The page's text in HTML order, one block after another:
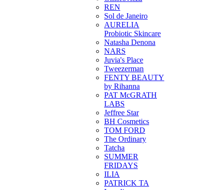
REN
Sol de Janeiro
AURELIA
Probiotic Skincare
Natasha Denona
NARS
Juvia's Place
Tweezerman
FENTY BEAUTY
by Rihanna
PAT McGRATH
LABS
Jeffree Star
BH Cosmetics
TOM FORD
The Ordinary
Tatcha
SUMMER
FRIDAYS
ILIA
PATRICK TA